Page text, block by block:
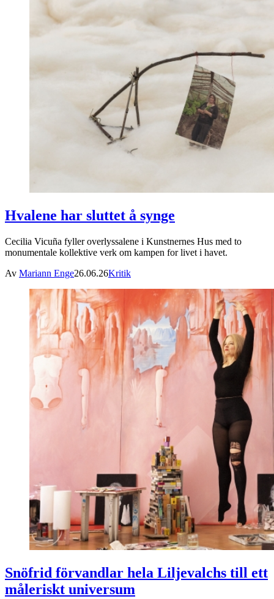
Hvalene har sluttet å synge
Cecilia Vicuña fyller overlyssalene i Kunstnernes Hus med to
monumentale kollektive verk om kampen for livet i havet.
Av Mariann Enge26.06.26Kritik
Snöfrid förvandlar hela Liljevalchs till ett
måleriskt universum